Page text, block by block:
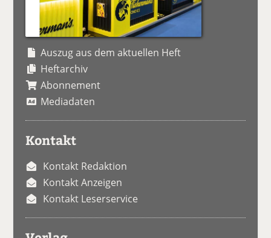
Auszug aus dem aktuellen Heft
Heftarchiv
Abonnement
Mediadaten
Kontakt
Kontakt Redaktion
Kontakt Anzeigen
Kontakt Leserservice